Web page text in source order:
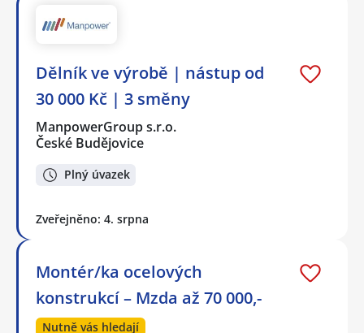
Dělník ve výrobě | nástup od
30 000 Kč | 3 směny
ManpowerGroup s.r.o.
České Budějovice
Plný úvazek
Zveřejněno: 4. srpna
Montér/ka ocelových
konstrukcí – Mzda až 70 000,-
Nutně vás hledají